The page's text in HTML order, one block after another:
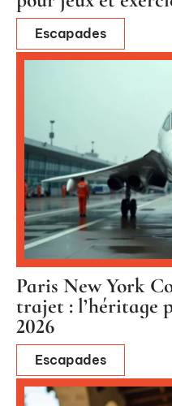
Escapades
Paris New York
trajet : l’héritage
2026
Escapades